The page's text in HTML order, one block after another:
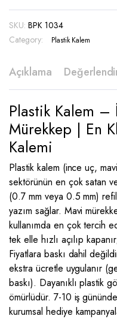
quantity
SKU: BPK 1034
Category:
Plastik Kalem
Açıklama
Plastik Kalem –
Mürekkep | En
Kalemi
Plastik kalem (ince uç,
sektörünün en çok satan
(0.7 mm veya 0.5 mm)
yazım sağlar. Mavi
kullanımda en çok tercih
tek elle hızlı açılıp
Fiyatlara baskı dahil
ekstra ücretle uygulanır
baskı). Dayanıklı plastik
ömürlüdür. 7-10 iş
kurumsal hediye